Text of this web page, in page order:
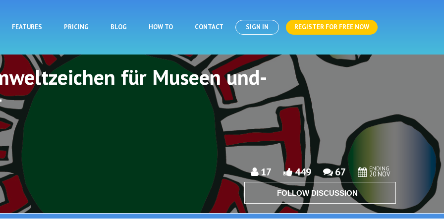
FEATURES PRICING BLOG HOW TO CONTACT SIGN IN REGISTER FOR FREE NOW
für Museen und-
17 449 67 ENDING
20 NOV
FOLLOW DISCUSSION